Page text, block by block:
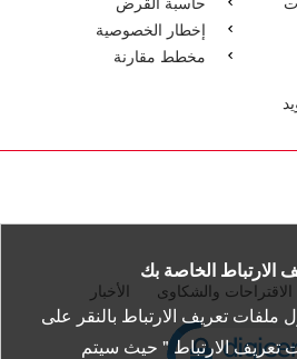
الارتباط الخاصة بك
ملفات تعريف الارتباط بالنقر على
تعريف الارتباط " حيث سيتم
إخطار الخصوصية
مخطط مقارنة
الاقتراحات والشكاوى الأخبار
certificate verification popup